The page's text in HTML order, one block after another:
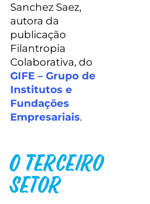
Sanchez Saez,
autora da
publicação
Filantropia
Colaborativa, do
GIFE – Grupo de
Institutos e
Fundações
Empresariais.
O Terceiro
Setor